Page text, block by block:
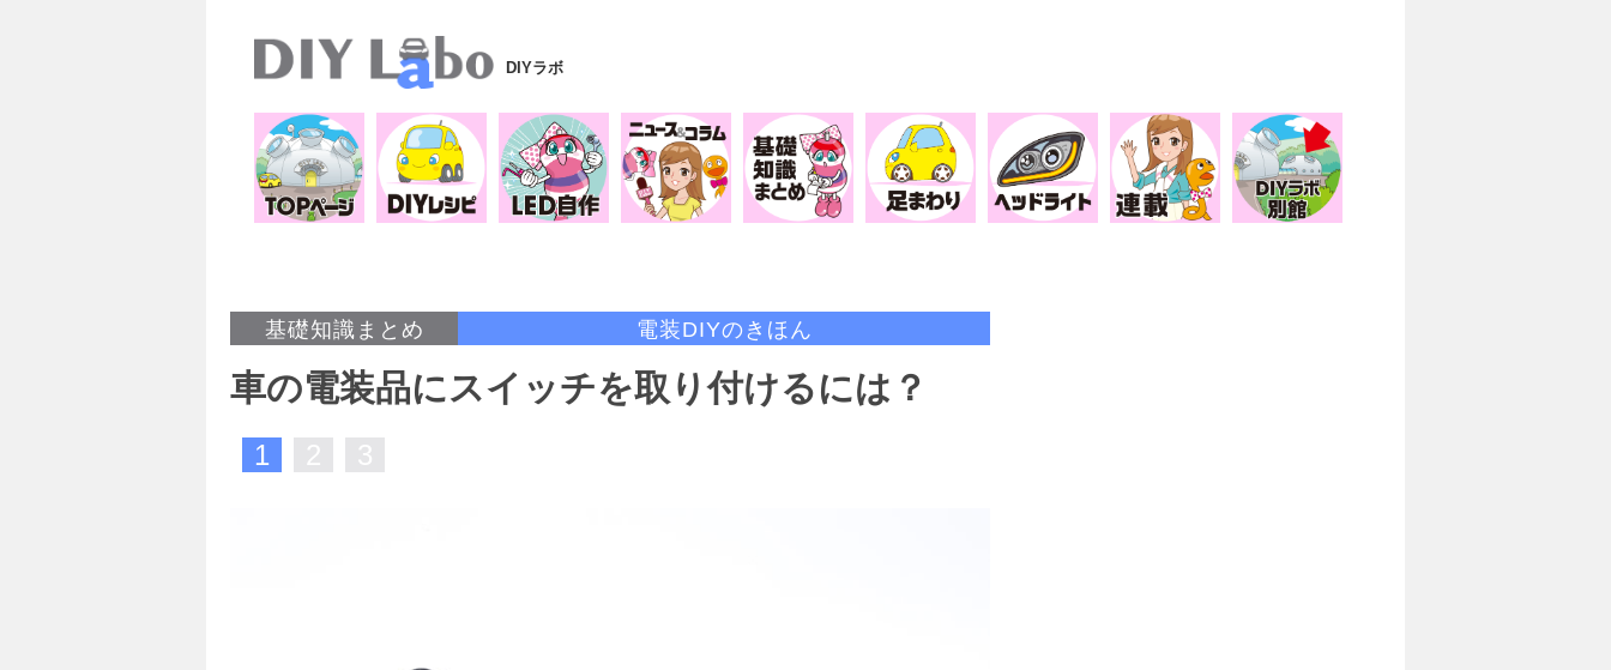
DIYラボ
基礎知識まとめ 電装DIYのきほん
車の電装品にスイッチを取り付けるには？
1 2 3